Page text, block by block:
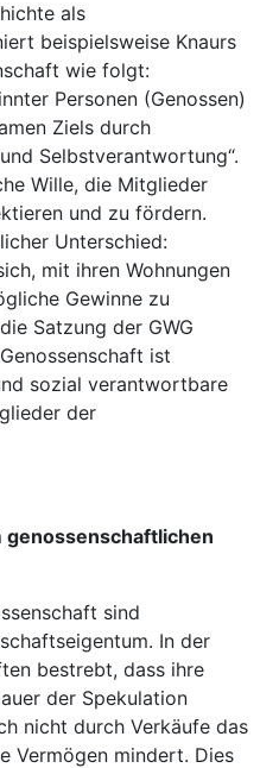
als
beispielsweise Knaurs
wie folgt:
Personen (Genossen)
Ziels durch
Selbstverantwortung“.
Wille, die Mitglieder
und zu fördern.
Unterschied:
mit ihren Wohnungen
Gewinne zu
Satzung der GWG
ist
sozial verantwortbare
der
genossenschaftlichen
sind
In der
bestrebt, dass ihre
der Spekulation
nicht durch Verkäufe das
Vermögen mindert. Dies